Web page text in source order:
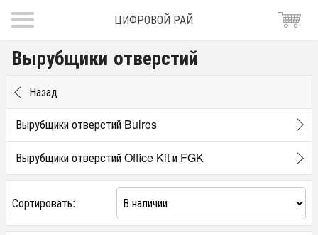
ЦИФРОВОЙ РАЙ
Вырубщики отверстий
Назад
Вырубщики отверстий Bulros
Вырубщики отверстий Office Kit и FGK
Сортировать: